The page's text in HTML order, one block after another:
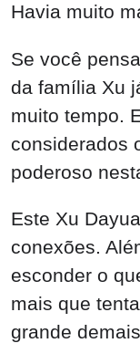
Havia muito
Se você
da família Xu
muito tempo.
considerados
poderoso
Este Xu
conexões.
esconder o
mais que
grande